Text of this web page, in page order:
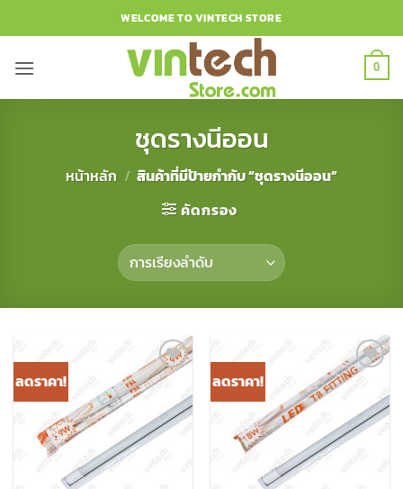
ไป
เนื้อหา
WELCOME TO VINTECH STORE
0
ชุดรางนีออน
หน้าหลัก / สินค้าที่มีป้ายกำกับ “ชุดรางนีออน”
คัดกรอง
ลดราคา! Add to
Wishlist
ลดราคา! Add to